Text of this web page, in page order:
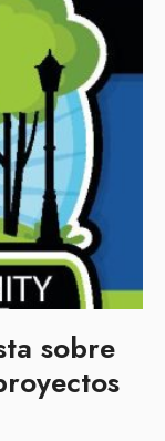
sobre